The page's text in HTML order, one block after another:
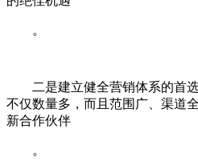
。
二是建立健全营销体系的首
不仅数量多，而且范围广、渠道
新合作伙伴
。